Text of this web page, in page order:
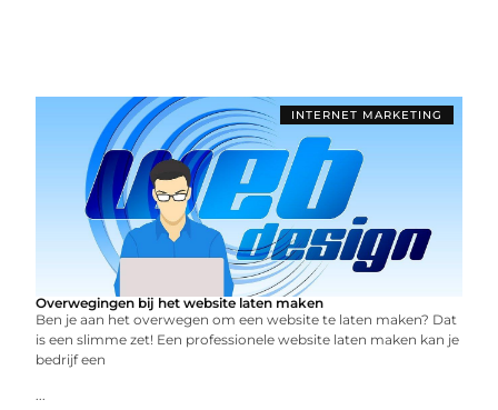
INTERNET MARKETING
Overwegingen bij het website laten maken
Ben je aan het overwegen om een website te laten maken? Dat
is een slimme zet! Een professionele website laten maken kan je
bedrijf een
...